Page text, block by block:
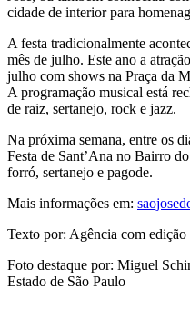
cidade de interior para
A festa tradicionalmente
mês de julho. Este ano a
julho com shows na Praça da
A programação musical está
de raiz, sertanejo, rock e jazz.
Na próxima semana, entre os
Festa de Sant’Ana no Bairro
forró, sertanejo e pagode.
Mais informações em:
Texto por: Agência com
Foto destaque por: Miguel
Estado de São Paulo